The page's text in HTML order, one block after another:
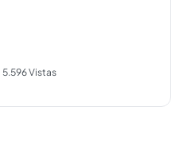
5.596 Vistas